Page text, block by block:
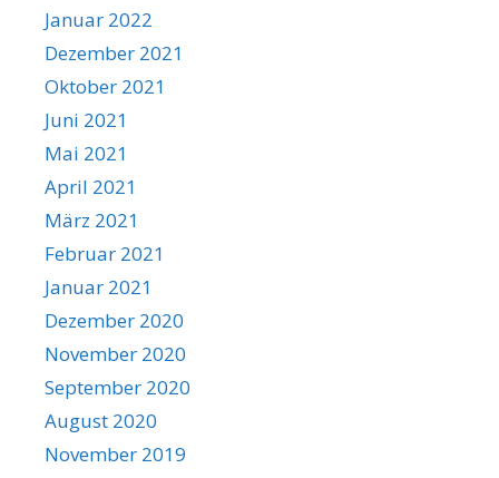
Januar 2022
Dezember 2021
Oktober 2021
Juni 2021
Mai 2021
April 2021
März 2021
Februar 2021
Januar 2021
Dezember 2020
November 2020
September 2020
August 2020
November 2019